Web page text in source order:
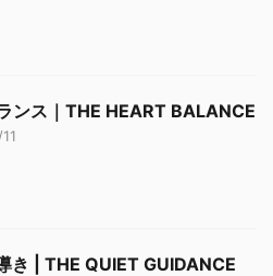
ンス｜THE HEART BALANCE
き | THE QUIET GUIDANCE